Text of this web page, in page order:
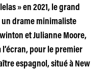
» en 2021, le grand
drame minimaliste
et Julianne Moore,
pour le premier
espagnol, situé à New